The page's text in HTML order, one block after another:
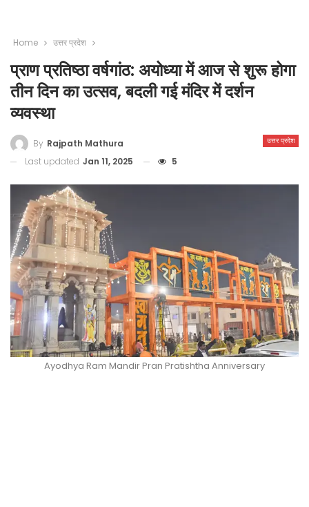
Home उत्तर प्रदेश
प्राण प्रतिष्ठा वर्षगांठ: अयोध्या में आज से शुरू होगा
तीन दिन का उत्सव, बदली गई मंदिर में दर्शन
व्यवस्था
उत्तर प्रदेश
By Rajpath Mathura
Last updated Jan 11, 2025 5
Ayodhya Ram Mandir Pran Pratishtha Anniversary